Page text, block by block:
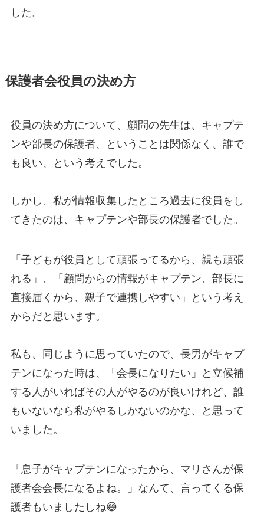
した。
保護者会役員の決め方
役員の決め方について、顧問の先生は、キャプテ
ンや部長の保護者、ということは関係なく、誰で
も良い、という考えでした。
しかし、私が情報収集したところ過去に役員をし
てきたのは、キャプテンや部長の保護者でした。
「子どもが役員として頑張ってるから、親も頑張
れる」、「顧問からの情報がキャプテン、部長に
直接届くから、親子で連携しやすい」という考え
からだと思います。
私も、同じように思っていたので、長男がキャプ
テンになった時は、「会長になりたい」と立候補
する人がいればその人がやるのが良いけれど、誰
もいないなら私がやるしかないのかな、と思って
いました。
「息子がキャプテンになったから、マリさんが保
護者会会長になるよね。」なんて、言ってくる保
護者もいましたしね😅